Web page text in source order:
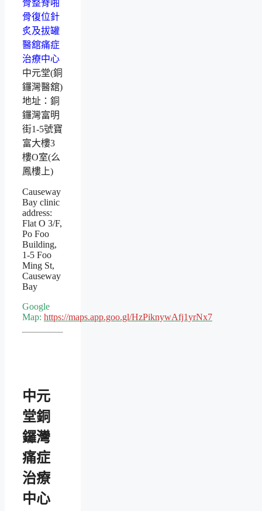
中元堂(銅
鑼灣醫舘)
地址：銅
鑼灣富明
街1-5號寶
富大樓3
樓O室(么
鳳樓上)
Causeway
Bay clinic
address:
Flat O 3/F,
Po Foo
Building,
1-5 Foo
Ming St,
Causeway
Bay
Google
Map: https://maps.app.goo.gl/HzPiknywAfj1yrNx7
中元
堂銅
鑼灣
痛症
治療
中心